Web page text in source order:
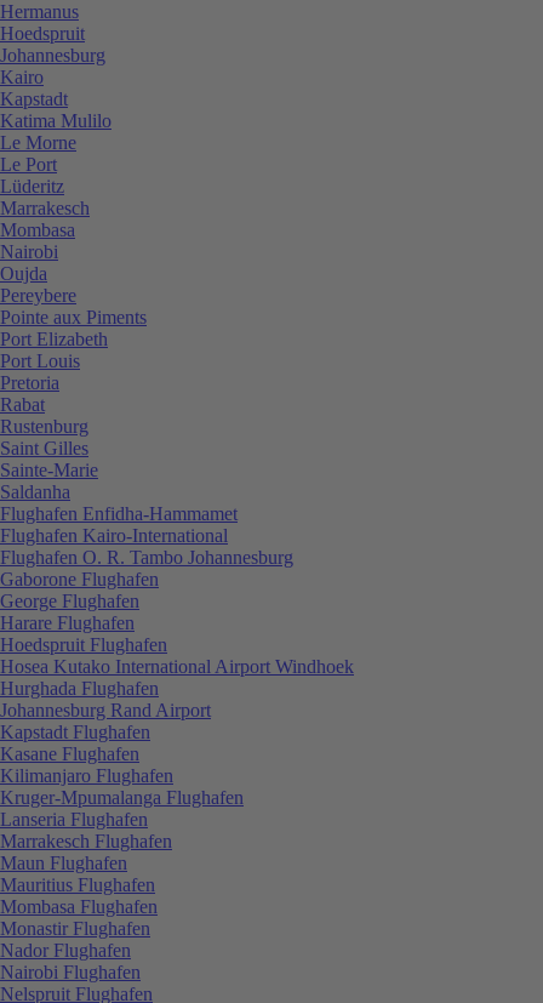
Hermanus
Hoedspruit
Johannesburg
Kairo
Kapstadt
Katima Mulilo
Le Morne
Le Port
Lüderitz
Marrakesch
Mombasa
Nairobi
Oujda
Pereybere
Pointe aux Piments
Port Elizabeth
Port Louis
Pretoria
Rabat
Rustenburg
Saint Gilles
Sainte-Marie
Saldanha
Flughafen Enfidha-Hammamet
Flughafen Kairo-International
Flughafen O. R. Tambo Johannesburg
Gaborone Flughafen
George Flughafen
Harare Flughafen
Hoedspruit Flughafen
Hosea Kutako International Airport Windhoek
Hurghada Flughafen
Johannesburg Rand Airport
Kapstadt Flughafen
Kasane Flughafen
Kilimanjaro Flughafen
Kruger-Mpumalanga Flughafen
Lanseria Flughafen
Marrakesch Flughafen
Maun Flughafen
Mauritius Flughafen
Mombasa Flughafen
Monastir Flughafen
Nador Flughafen
Nairobi Flughafen
Nelspruit Flughafen